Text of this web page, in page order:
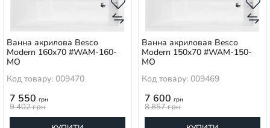
Ванна акрилова Besco
Modern 160x70 #WAM-160-
MO
Код товару: 009470
7 550 грн
9 402грн
Ванна акриловая Besco
Modern 150x70 #WAM-150-
MO
Код товару: 009469
7 600 грн
8 857грн